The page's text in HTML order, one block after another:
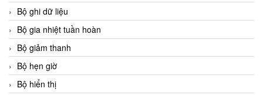
Bộ ghi dữ liệu
Bộ gia nhiệt tuần hoàn
Bộ giảm thanh
Bộ hẹn giờ
Bộ hiển thị